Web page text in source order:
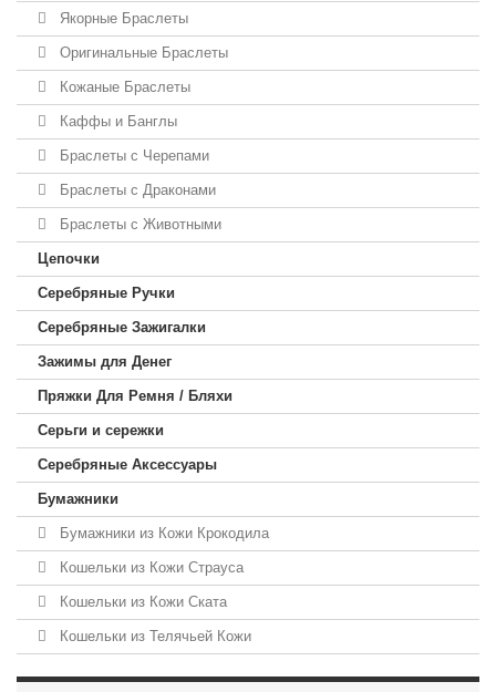
Якорные Браслеты
Оригинальные Браслеты
Кожаные Браслеты
Каффы и Банглы
Браслеты с Черепами
Браслеты с Драконами
Браслеты с Животными
Цепочки
Серебряные Ручки
Серебряные Зажигалки
Зажимы для Денег
Пряжки Для Ремня / Бляхи
Серьги и сережки
Серебряные Аксессуары
Бумажники
Бумажники из Кожи Крокодила
Кошельки из Кожи Страуса
Кошельки из Кожи Ската
Кошельки из Телячьей Кожи